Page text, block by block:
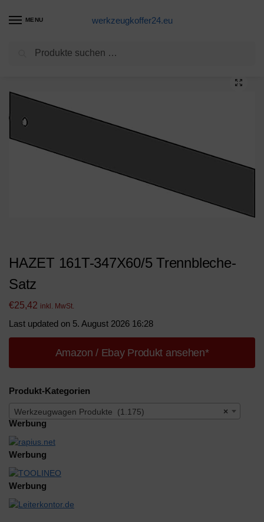
MENU werkzeugkoffer24.eu
Werkzeugwagen Produkte
HAZET 161T-347X60/5 Trennbleche-
Satz
€25,42 inkl. MwSt.
Last updated on 5. August 2026 16:28
Amazon / Ebay Produkt ansehen*
Produkt-Kategorien
×
Werkzeugwagen Produkte (1.175)
Werbung
Werbung
Werbung